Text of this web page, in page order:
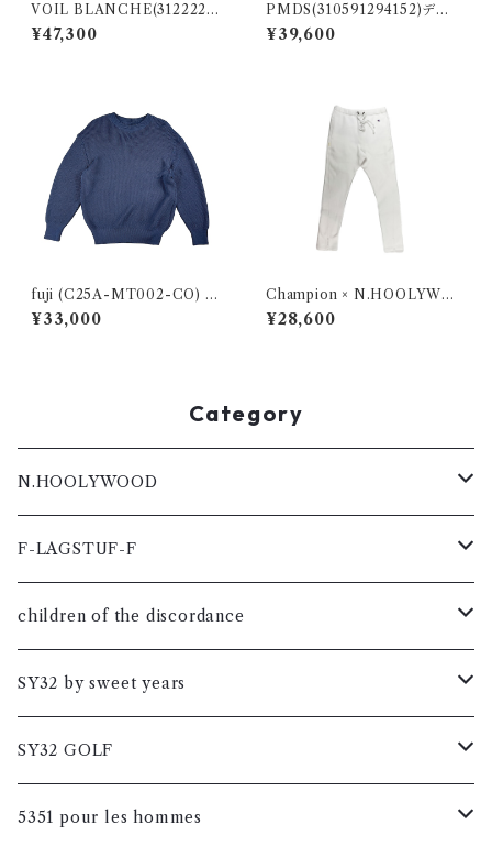
VOIL BLANCHE(31222256
4009)MARAN POWER
¥47,300
PMDS(310591294152)デニ
ム
¥39,600
fuji (C25A-MT002-CO) C
OTTON STANDARD KNIT
NAVY
¥33,000
Champion × N.HOOLYWO
OD REVERSE WEAVE® LO
NG PANTS / (C8-V205)OA
¥28,600
Category
N.HOOLYWOOD
コート
メンズ
レディス
シャツ
メンズ
レディス
カットソー
メンズ
レディス
ブルゾン
メンズ
ニット
F-LAGSTUF-F
コート
メンズ
レディス
カットソー
メンズ
レディス
シャツ
メンズ
ブルゾン
children of the discordance
コート
メンズ
レディス
カットソー
メンズ
シャツ
SY32 by sweet years
コート
メンズ
カットソー
SY32 GOLF
コート
5351 pour les hommes